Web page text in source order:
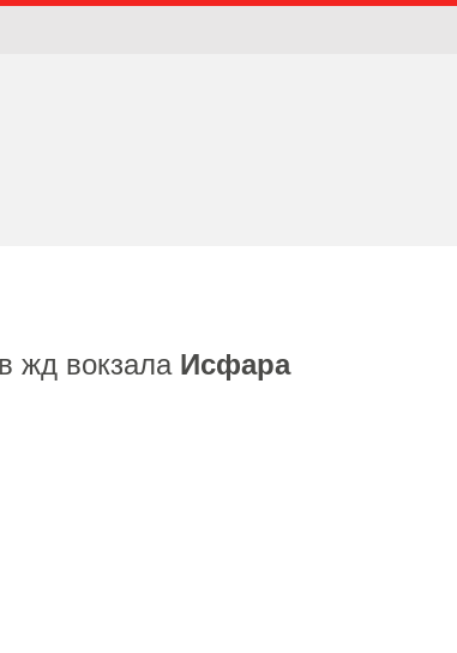
жд вокзала Исфара